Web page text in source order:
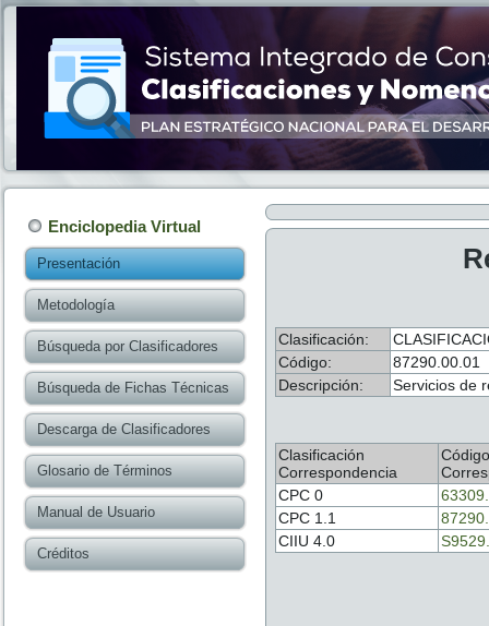
Enciclopedia Virtual
Presentación
Metodología
Búsqueda por Clasificadores
Búsqueda de Fichas Técnicas
Descarga de Clasificadores
Glosario de Términos
Manual de Usuario
Créditos
Clasificación:
Código:
87290.00.01
Descripción:
Servicios de
Clasificación
Correspondencia
Código
CPC 0
CPC 1.1
CIIU 4.0